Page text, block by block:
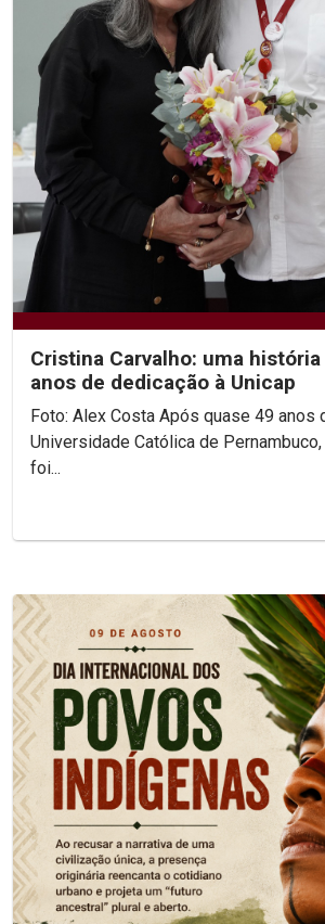
Cristina Carvalho: uma
anos de dedicação à Unicap
Foto: Alex Costa Após quase 49 anos de dedicação à
Universidade Católica de
foi...